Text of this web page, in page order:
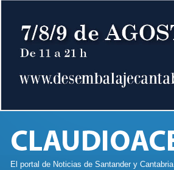
El portal de Noticias de Santander y Cantabria